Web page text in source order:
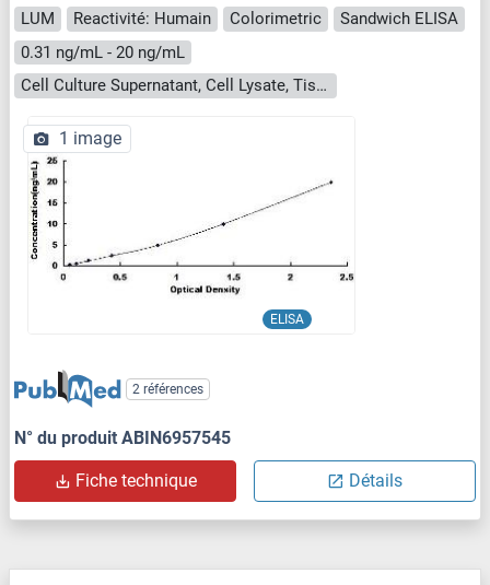
LUM Reactivité: Humain Colorimetric
Sandwich ELISA
0.31 ng/mL - 20 ng/mL
Cell Culture Supernatant, Cell Lysate, Tissue Homogenate
ELISA
1 image
2 références
N° du produit ABIN6957545
Fiche technique Détails